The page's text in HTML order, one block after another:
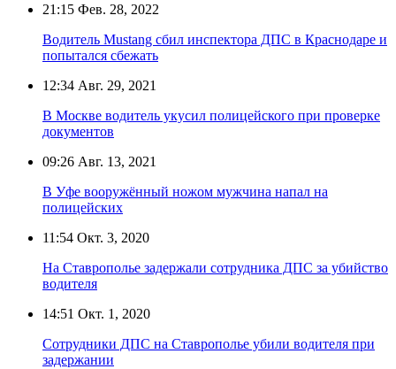
21:15 Фев. 28, 2022
Водитель Mustang сбил инспектора ДПС в Краснодаре и
попытался сбежать
12:34 Авг. 29, 2021
В Москве водитель укусил полицейского при проверке
документов
09:26 Авг. 13, 2021
В Уфе вооружённый ножом мужчина напал на
полицейских
11:54 Окт. 3, 2020
На Ставрополье задержали сотрудника ДПС за убийство
водителя
14:51 Окт. 1, 2020
Сотрудники ДПС на Ставрополье убили водителя при
задержании